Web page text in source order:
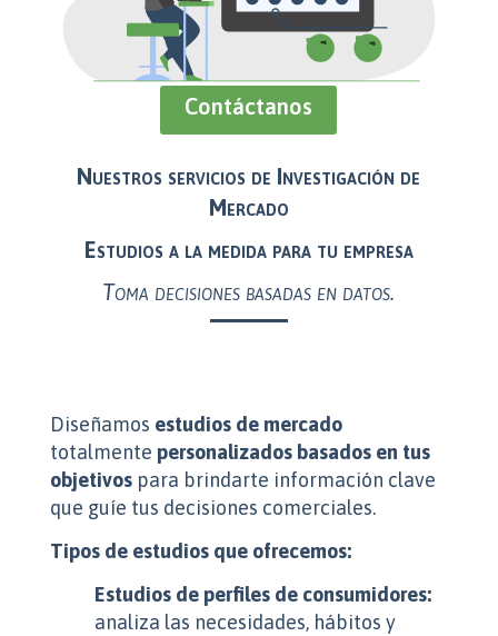
Contáctanos
Nuestros servicios de Investigación de
Mercado
Estudios a la medida para tu empresa
Toma decisiones basadas en datos.
Diseñamos estudios de mercado
totalmente personalizados basados en tus
objetivospara brindarte información clave
que guíe tus decisiones comerciales.
Tipos de estudios que ofrecemos:
Estudios de perfiles de consumidores:
analiza las necesidades, hábitos y